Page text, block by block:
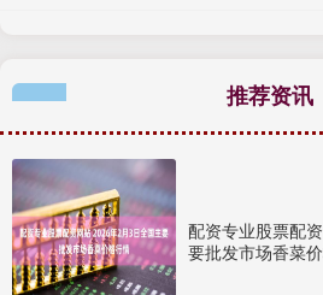
推荐资讯
配资专业股票配
要批发市场香菜